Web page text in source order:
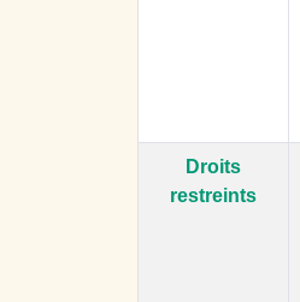
Droits
restreints